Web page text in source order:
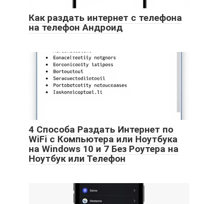
Как раздать интернет с телефона
на телефон Андроид
4 Способа Раздать Интернет по
WiFi с Компьютера или Ноутбука
на Windows 10 и 7 Без Роутера на
Ноутбук или Телефон